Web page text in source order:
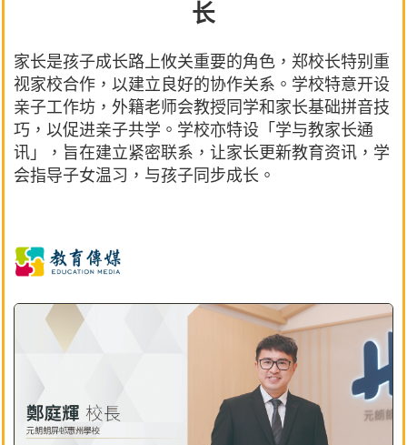
长
家长是孩子成长路上攸关重要的角色，郑校长特别重
视家校合作，以建立良好的协作关系。学校特意开设
亲子工作坊，外籍老师会教授同学和家长基础拼音技
巧，以促进亲子共学。学校亦特设「学与教家长通
讯」，旨在建立紧密联系，让家长更新教育资讯，学
会指导子女温习，与孩子同步成长。